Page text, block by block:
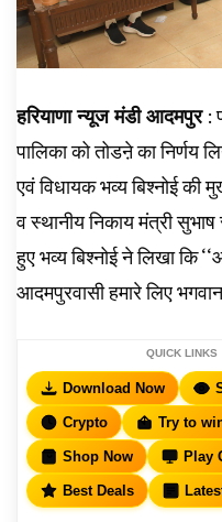
हरियाणा न्यूज मंडी आदमपुर:
पालिका को तोडऩे का निर्णय
एवं विधायक भव्य बिश्नोई की
व स्थानीय निकाय मंत्री
हुए भव्य बिश्नोई ने लिखा कि
आदमपुरवासी हमारे लिए
QUICK LINKS
Download Now
Crypto Try to
Shop Now Play
Best Deals